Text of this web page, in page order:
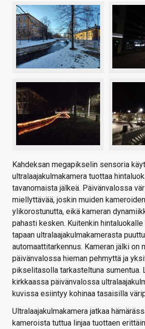
Kahdeksan megapikselin sensoria
ultralaajakulmakamera tuottaa
tavanomaista jälkeä. Päivänvalossa
miellyttävää, joskin muiden
ylikorostunutta, eikä kameran
pahasti kesken. Kuitenkin
tapaan ultralaajakulmakamerasta
automaattitarkennus. Kameran jälki on
päivänvalossa hieman pehmyttä ja
pikselitasolla tarkasteltuna sumentua.
kirkkaassa päivänvalossa
kuvissa esiintyy kohinaa tasaisilla
Ultralaajakulmakamera jatkaa
kameroista tuttua linjaa tuottaen